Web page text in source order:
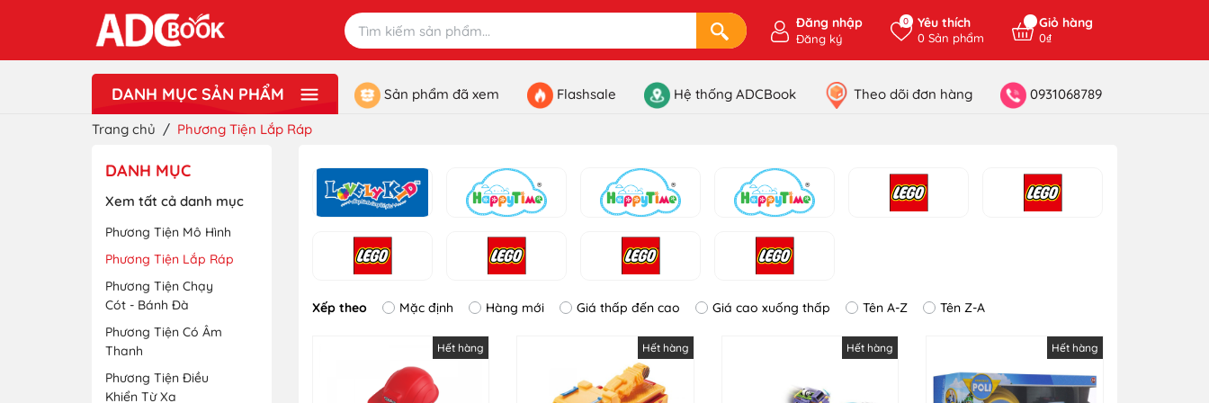
Đăng nhập
Đăng ký
0 Yêu thích
0Sản phẩm
Giỏ hàng
0₫
DANH MỤC SẢN PHẨM Sản phẩm đã xem Flashsale Hệ thống ADCBook Theo dõi đơn hàng 0931068789
Trang chủ / Phương Tiện Lắp Ráp
DANH MỤC
Xem tất cả danh mục
Phương Tiện Mô Hình
Phương Tiện Lắp Ráp
Phương Tiện Chạy
Cót - Bánh Đà
Phương Tiện Có Âm
Thanh
Phương Tiện Điều
Khiển Từ Xa
Xếp theo Mặc định Hàng mới Giá thấp đến cao Giá cao xuống thấp Tên A-Z Tên Z-A
Hết hàng Hết hàng Hết hàng Hết hàng